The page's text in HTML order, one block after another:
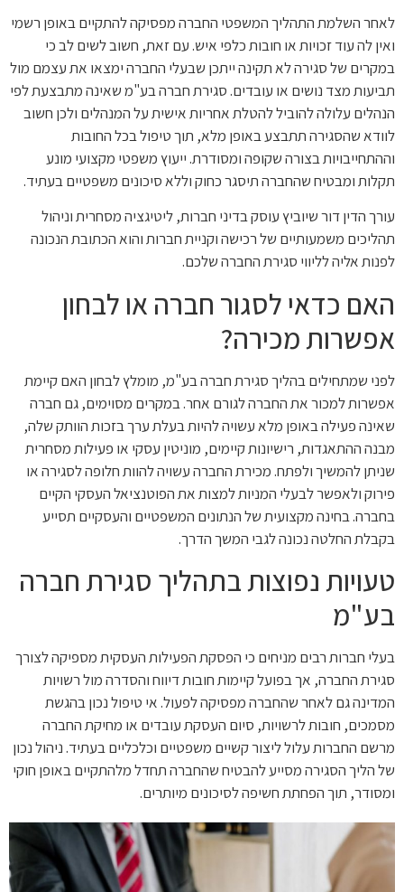
לאחר השלמת התהליך המשפטי החברה מפסיקה להתקיים באופן רשמי
ואין לה עוד זכויות או חובות כלפי איש. עם זאת, חשוב לשים לב כי
במקרים של סגירה לא תקינה ייתכן שבעלי החברה ימצאו את עצמם מול
תביעות מצד נושים או עובדים. סגירת חברה בע"מ שאינה מתבצעת לפי
הנהלים עלולה להוביל להטלת אחריות אישית על המנהלים ולכן חשוב
לוודא שהסגירה תתבצע באופן מלא, תוך טיפול בכל החובות
וההתחייבויות בצורה שקופה ומסודרת. ייעוץ משפטי מקצועי מונע
תקלות ומבטיח שהחברה תיסגר כחוק וללא סיכונים משפטיים בעתיד.
עורך הדין דור שיוביץ עוסק בדיני חברות, ליטיגציה מסחרית וניהול
תהליכים משמעותיים של רכישה וקניית חברות והוא הכתובת הנכונה
לפנות אליה לליווי סגירת החברה שלכם.
האם כדאי לסגור חברה או לבחון
אפשרות מכירה?
לפני שמתחילים בהליך סגירת חברה בע"מ, מומלץ לבחון האם קיימת
אפשרות למכור את החברה לגורם אחר. במקרים מסוימים, גם חברה
שאינה פעילה באופן מלא עשויה להיות בעלת ערך בזכות הוותק שלה,
מבנה ההתאגדות, רישיונות קיימים, מוניטין עסקי או פעילות מסחרית
שניתן להמשיך ולפתח. מכירת החברה עשויה להוות חלופה לסגירה או
פירוק ולאפשר לבעלי המניות למצות את הפוטנציאל העסקי הקיים
בחברה. בחינה מקצועית של הנתונים המשפטיים והעסקיים תסייע
בקבלת החלטה נכונה לגבי המשך הדרך.
טעויות נפוצות בתהליך סגירת חברה
בע"מ
בעלי חברות רבים מניחים כי הפסקת הפעילות העסקית מספיקה לצורך
סגירת החברה, אך בפועל קיימות חובות דיווח והסדרה מול רשויות
המדינה גם לאחר שהחברה מפסיקה לפעול. אי טיפול נכון בהגשת
מסמכים, חובות לרשויות, סיום העסקת עובדים או מחיקת החברה
מרשם החברות עלול ליצור קשיים משפטיים וכלכליים בעתיד. ניהול נכון
של הליך הסגירה מסייע להבטיח שהחברה תחדל מלהתקיים באופן חוקי
ומסודר, תוך הפחתת חשיפה לסיכונים מיותרים.